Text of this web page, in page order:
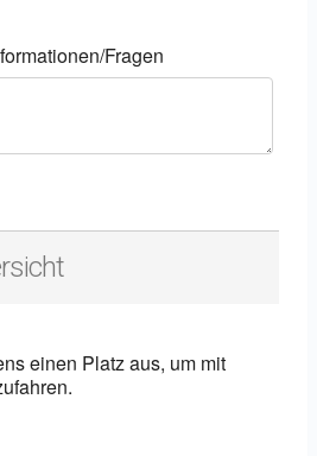
Fragen
einen Platz aus, um mit